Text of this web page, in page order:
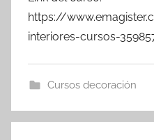
https://
interiores-cursos-
Cursos decoración